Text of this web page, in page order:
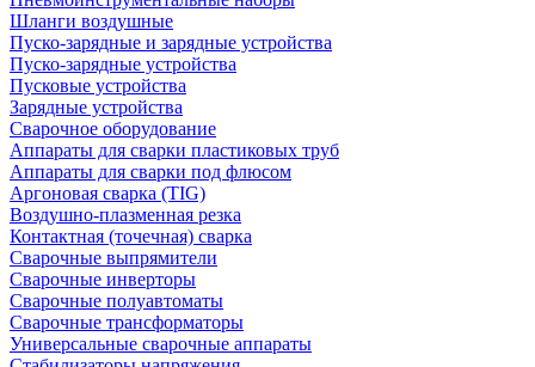
Шланги воздушные
Пуско-зарядные и зарядные устройства
Пуско-зарядные устройства
Пусковые устройства
Зарядные устройства
Сварочное оборудование
Аппараты для сварки пластиковых труб
Аппараты для сварки под флюсом
Аргоновая сварка (TIG)
Воздушно-плазменная резка
Контактная (точечная) сварка
Сварочные выпрямители
Сварочные инверторы
Сварочные полуавтоматы
Сварочные трансформаторы
Универсальные сварочные аппараты